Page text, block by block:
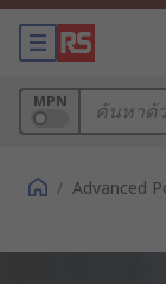
MPN
/ Advanced